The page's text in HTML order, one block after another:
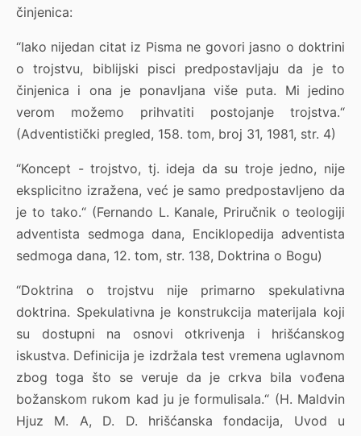
činjenica:
“Iako nijedan citat iz Pisma ne govori jasno o doktrini
o trojstvu, biblijski pisci predpostavljaju da je to
činjenica i ona je ponavljana više puta. Mi jedino
verom možemo prihvatiti postojanje trojstva.“
(Adventistički pregled, 158. tom, broj 31, 1981, str. 4)
“Koncept - trojstvo, tj. ideja da su troje jedno, nije
eksplicitno izražena, već je samo predpostavljeno da
je to tako.“ (Fernando L. Kanale, Priručnik o teologiji
adventista sedmoga dana, Enciklopedija adventista
sedmoga dana, 12. tom, str. 138, Doktrina o Bogu)
“Doktrina o trojstvu nije primarno spekulativna
doktrina. Spekulativna je konstrukcija materijala koji
su dostupni na osnovi otkrivenja i hrišćanskog
iskustva. Definicija je izdržala test vremena uglavnom
zbog toga što se veruje da je crkva bila vođena
božanskom rukom kad ju je formulisala.“ (H. Maldvin
Hjuz M. A, D. D. hrišćanska fondacija, Uvod u